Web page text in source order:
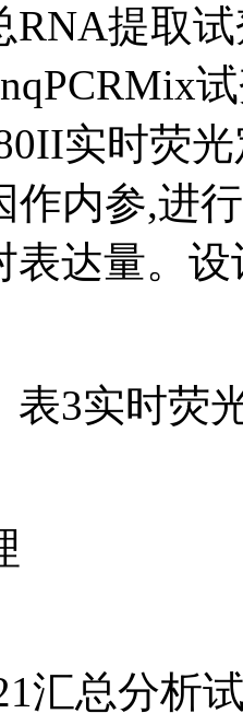
RNA提取
实时荧
作内参,进
表达量。
表3实时荧
汇总分析